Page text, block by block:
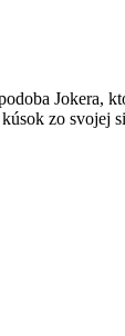
Jokera,
zo svojej